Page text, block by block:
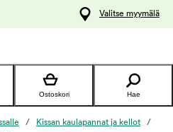
Valitse myymälä
Ostoskori Hae
Kissan kaulapannat ja kellot